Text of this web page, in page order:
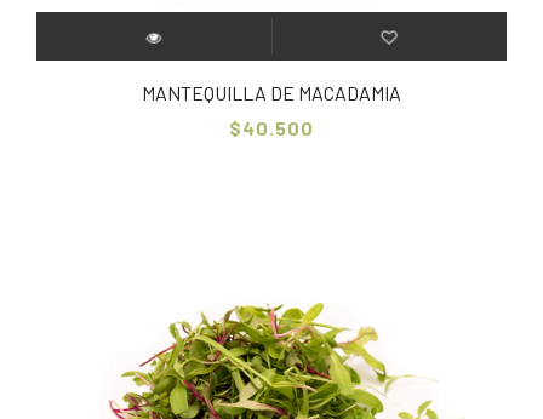
MANTEQUILLA DE MACADAMIA
$40.500